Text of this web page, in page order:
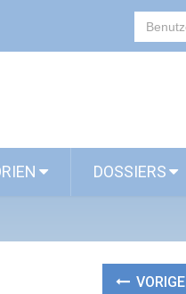
DOSSIERS
VORIGE